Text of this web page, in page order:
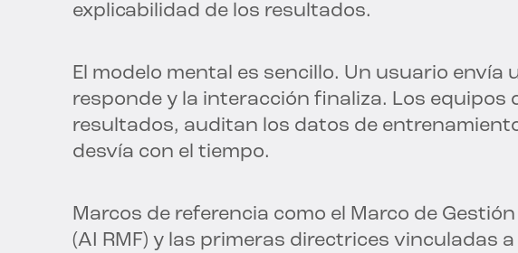
explicabilidad de los resultados.
El modelo mental es sencillo. Un usuario envía
responde y la interacción finaliza. Los equipos
resultados, auditan los datos de
desvía con el tiempo.
Marcos de referencia como el Marco de Gestión
(AI RMF) y las primeras directrices vinculadas a